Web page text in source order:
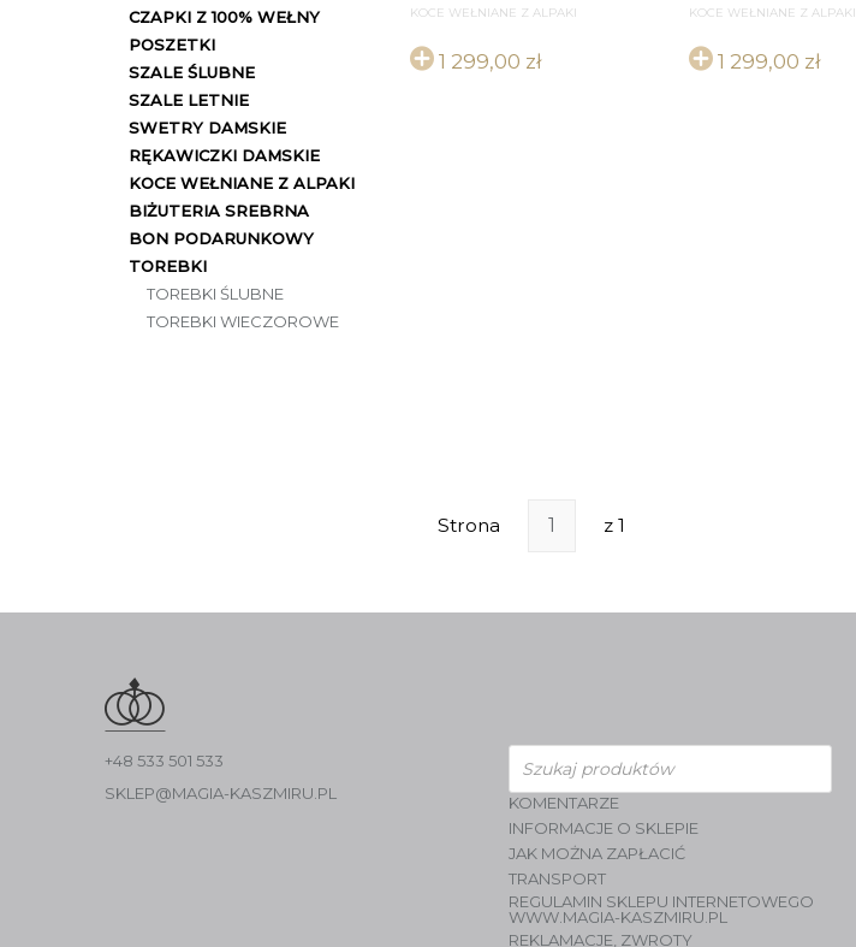
CZAPKI Z 100% WEŁNY
POSZETKI
SZALE ŚLUBNE
SZALE LETNIE
SWETRY DAMSKIE
RĘKAWICZKI DAMSKIE
KOCE WEŁNIANE Z ALPAKI
BIŻUTERIA SREBRNA
BON PODARUNKOWY
TOREBKI
TOREBKI ŚLUBNE
TOREBKI WIECZOROWE
KOCE WEŁNIANE Z ALPAKI
1 299,00 zł
KOCE WEŁNIANE Z ALPAKI
1 299,00 zł
Strona z 1
+48 533 501 533
SKLEP@MAGIA-KASZMIRU.PL
Wyszukiwarka
produktów
KOMENTARZE
INFORMACJE O SKLEPIE
JAK MOŻNA ZAPŁACIĆ
TRANSPORT
REGULAMIN SKLEPU INTERNETOWEGO
WWW.MAGIA-KASZMIRU.PL
REKLAMACJE, ZWROTY